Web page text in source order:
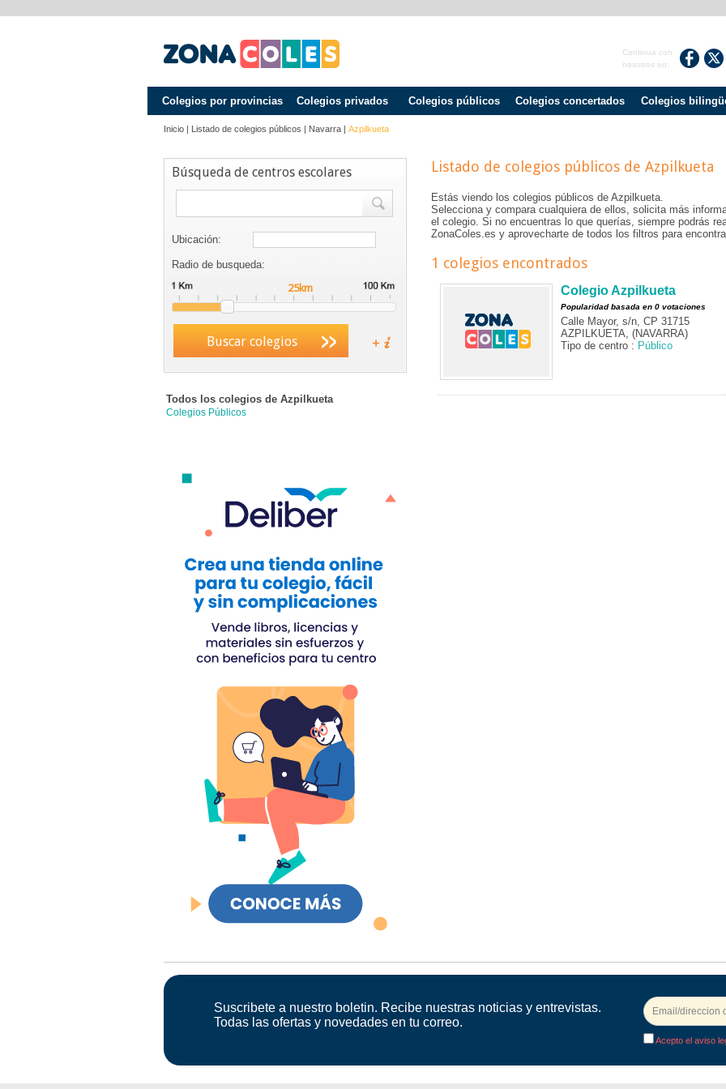
Continua con
nosotros en:
Colegios por provincias Colegios privados Colegios públicos Colegios concertados Colegios
Inicio | Listado de colegios públicos | Navarra | Azpilkueta
Búsqueda de centros escolares
Ubicación:
Radio de busqueda:
Buscar colegios
Todos los colegios de Azpilkueta
Colegios Públicos
Listado de colegios públicos de Azpilkueta
Estás viendo los colegios públicos de Azpilkueta.
Selecciona y compara cualquiera de ellos, solicita más
el colegio. Si no encuentras lo que querías, siempre podrás
ZonaColes.es y aprovecharte de todos los filtros para
1 colegios encontrados
Colegio Azpilkueta
Popularidad basada en 0 votaciones
Calle Mayor, s/n, CP 31715
AZPILKUETA, (NAVARRA)
Tipo de centro : Público
Suscribete a nuestro boletin. Recibe nuestras noticias y entrevistas.
Todas las ofertas y novedades en tu correo.
Acepto el aviso